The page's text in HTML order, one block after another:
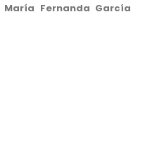
María Fernanda García